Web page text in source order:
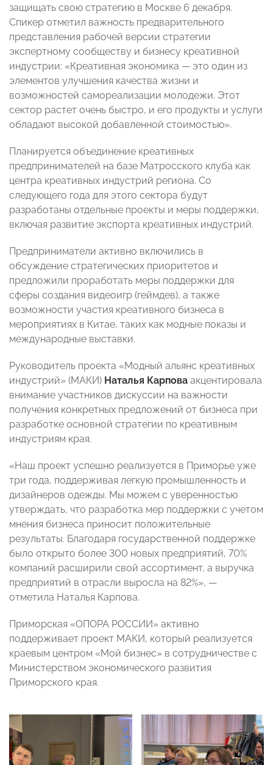
защищать свою стратегию в Москве 6 декабря.
Спикер отметил важность предварительного
представления рабочей версии стратегии
экспертному сообществу и бизнесу креативной
индустрии: «Креативная экономика — это один из
элементов улучшения качества жизни и
возможностей самореализации молодежи. Этот
сектор растет очень быстро, и его продукты и услуги
обладают высокой добавленной стоимостью».
Планируется объединение креативных
предпринимателей на базе Матросского клуба как
центра креативных индустрий региона. Со
следующего года для этого сектора будут
разработаны отдельные проекты и меры поддержки,
включая развитие экспорта креативных индустрий.
Предприниматели активно включились в
обсуждение стратегических приоритетов и
предложили проработать меры поддержки для
сферы создания видеоигр (геймдев), а также
возможности участия креативного бизнеса в
мероприятиях в Китае, таких как модные показы и
международные выставки.
Руководитель проекта «Модный альянс креативных
индустрий» (МАКИ) Наталья Карпова акцентировала
внимание участников дискуссии на важности
получения конкретных предложений от бизнеса при
разработке основной стратегии по креативным
индустриям края.
«Наш проект успешно реализуется в Приморье уже
три года, поддерживая легкую промышленность и
дизайнеров одежды. Мы можем с уверенностью
утверждать, что разработка мер поддержки с учетом
мнения бизнеса приносит положительные
результаты. Благодаря государственной поддержке
было открыто более 300 новых предприятий, 70%
компаний расширили свой ассортимент, а выручка
предприятий в отрасли выросла на 82%», —
отметила Наталья Карпова.
Приморская «ОПОРА РОССИИ» активно
поддерживает проект МАКИ, который реализуется
краевым центром «Мой бизнес» в сотрудничестве с
Министерством экономического развития
Приморского края.